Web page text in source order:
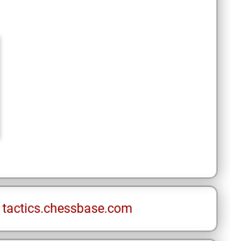
tactics.chessbase.com